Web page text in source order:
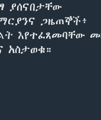
ያሰናበታቸው
ጋዜጠኞች፥
እየተፈጸመባቸው
አስታወቁ።